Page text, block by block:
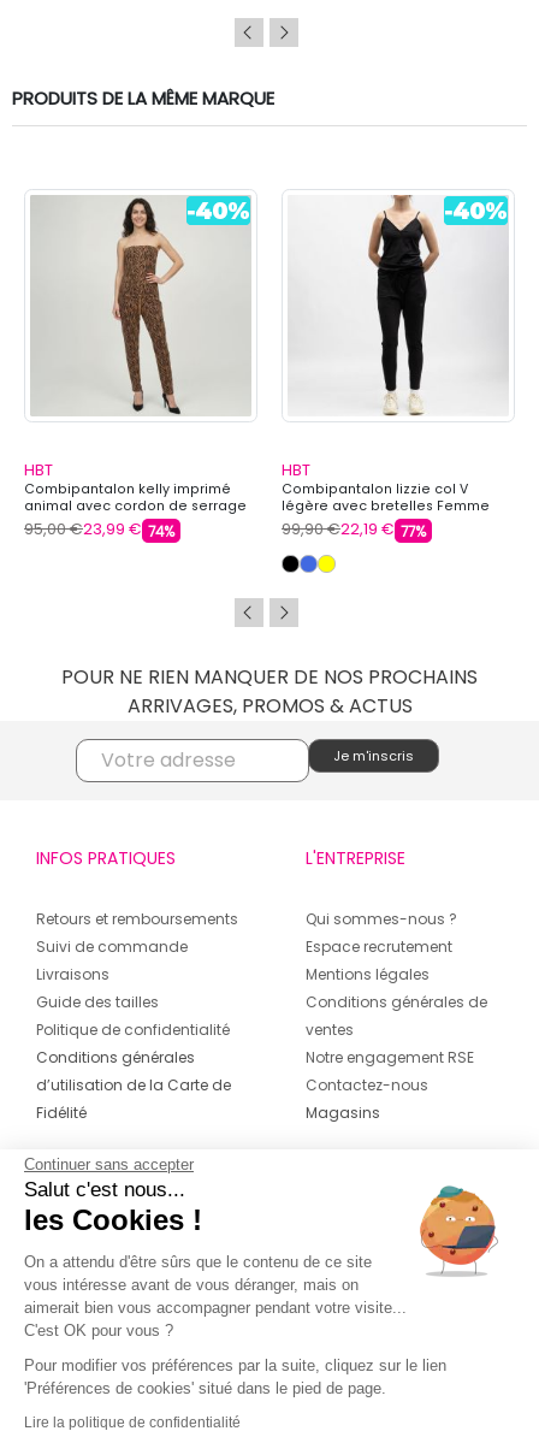
PRODUITS DE LA MÊME MARQUE
HBT
Combipantalon kelly imprimé
animal avec cordon de serrage
Femme HBT
95,00 €23,99 € 74%
HBT
Combipantalon lizzie col V
légère avec bretelles Femme
HBT
99,90 €22,19 € 77%
POUR NE RIEN MANQUER DE NOS PROCHAINS
ARRIVAGES, PROMOS & ACTUS
INFOS PRATIQUES
Retours et remboursements
Suivi de commande
Livraisons
Guide des tailles
Politique de confidentialité
Conditions générales
d’utilisation de la Carte de
Fidélité
L'ENTREPRISE
Qui sommes-nous ?
Espace recrutement
Mentions légales
Conditions générales de
ventes
Notre engagement RSE
Contactez-nous
Magasins
CONTACT
04 42 20 78 42
Du lundi au jeudi de 8h30 à 16h30 & le
vendredi de 8h30 à 15h30
Continuer sans accepter
Salut c'est nous...
les Cookies !
On a attendu d'être sûrs que le contenu de ce site
vous intéresse avant de vous déranger, mais on
aimerait bien vous accompagner pendant votre visite...
C'est OK pour vous ?
Pour modifier vos préférences par la suite, cliquez sur le lien
'Préférences de cookies' situé dans le pied de page.
Lire la politique de confidentialité